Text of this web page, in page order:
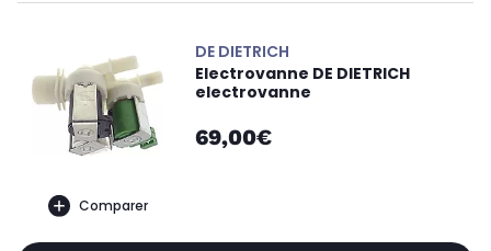
Comparer
DE DIETRICH
Electrovanne DE DIETRICH
electrovanne
69,00€